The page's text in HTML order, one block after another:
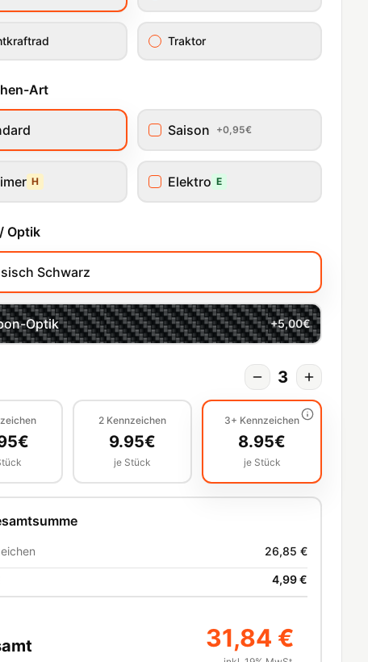
Traktor
Art
Saison +0,95€
H Elektro E
Optik
Schwarz
Optik +5,00€
3
€
2 Kennzeichen
9.95€
je Stück
3+ Kennzeichen
8.95€
je Stück
26,85 €
4,99 €
31,84 €